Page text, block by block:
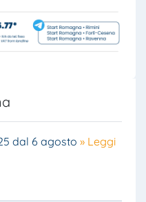
dal 6 agosto » Leggi